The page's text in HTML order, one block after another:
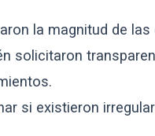
la magnitud de
solicitaron
si existieron